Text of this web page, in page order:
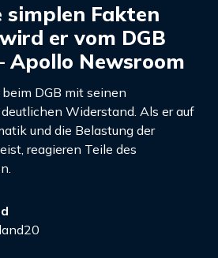
simplen Fakten
er vom DGB
Apollo Newsroom
DGB mit seinen
Widerstand. Als er auf
und die Belastung der
reagieren Teile des